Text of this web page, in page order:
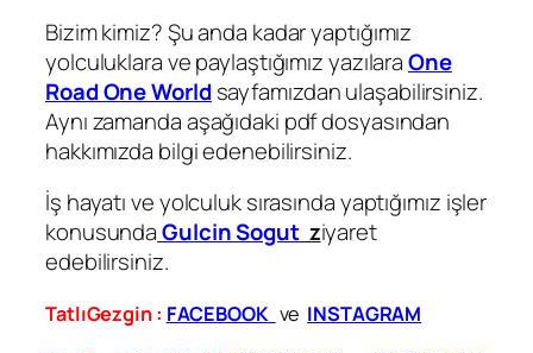
Bizim kimiz? Şu anda kadar yaptığımız
yolculuklara ve paylaştığımız yazılaraOne
Road One Worldsayfamızdan ulaşabilirsiniz.
Aynı zamanda aşağıdaki pdf dosyasından
hakkımızda bilgi edenebilirsiniz.
İş hayatı ve yolculuk sırasında yaptığımız işler
konusundaGulcin Sogut ziyaret
edebilirsiniz.
TatlıGezgin : FACEBOOK ve INSTAGRAM